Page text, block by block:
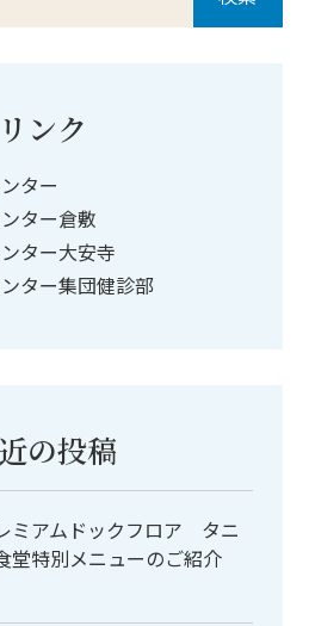
リンク
ター
ター倉敷
ター大安寺
ター集団健診部
の投稿
ミアムドックフロア タニ
堂特別メニューのご紹介